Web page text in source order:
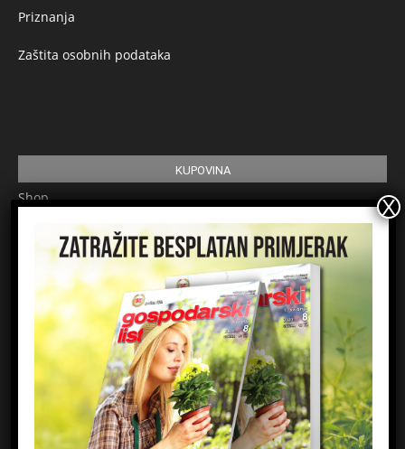
Priznanja
Zaštita osobnih podataka
KUPOVINA
Shop
Pretplata
Uvjeti korištenja
Prijavite se na newsletter
Email